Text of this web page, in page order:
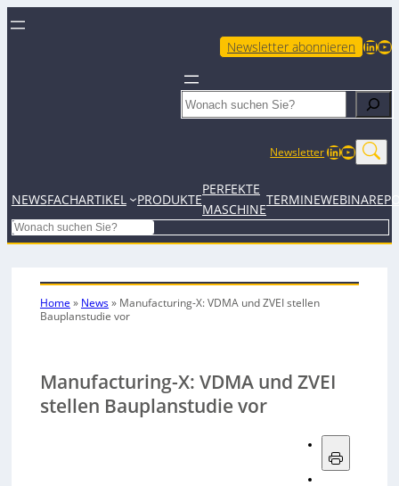
Newsletter abonnieren LinkedIn YouTube
Search
NewsletterLinkedIn
NEWSFACHARTIKEL PRODUKTE
PERFEKTE
MASCHINE
TERMINEWEBINARE
Search
Home » News» Manufacturing-X: VDMA und ZVEI stellen
Bauplanstudie vor
Manufacturing-X: VDMA und ZVEI
stellen Bauplanstudie vor